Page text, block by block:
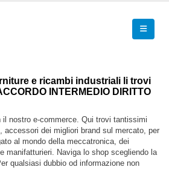
e ricambi industriali li trovi
INTERMEDIO DIRITTO
il nostro e-commerce. Qui trovi tantissimi
accessori dei migliori brand sul mercato, per
al mondo della meccatronica, dei
manifatturieri. Naviga lo shop scegliendo la
qualsiasi dubbio od informazione non